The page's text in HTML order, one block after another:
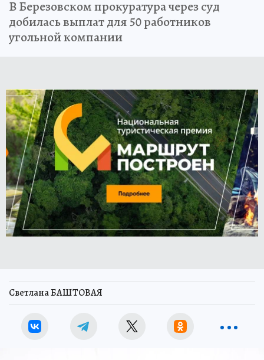
В Березовском прокуратура через суд
добилась выплат для 50 работников
угольной компании
Светлана БАШТОВАЯ